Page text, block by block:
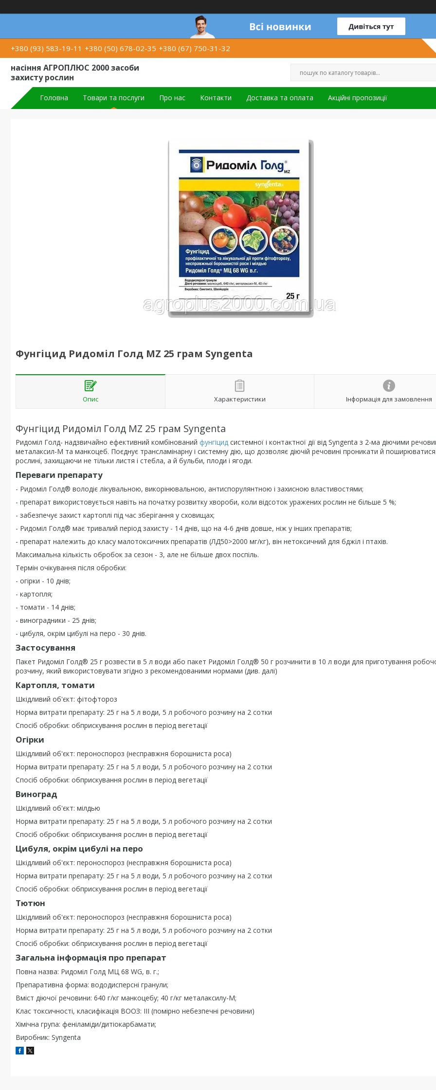
+380 (93) 583-19-11 +380 (50) 678-02-35 +380 (67) 750-31-32
насіння АГРОПЛЮС 2000 засоби
захисту рослин
Головна Товари та послуги Про нас Контакти Доставка та оплата Акційні пропозиції
Фунгіцид Ридоміл Голд MZ 25 грам Syngenta
Опис Характеристики Інформація для замовлення
Фунгіцид Ридоміл Голд MZ 25 грам Syngenta
Ридоміл Голд- надзвичайно ефективний комбінований фунгіцид системної і контактної дії від Syngenta з 2-ма діючими
металаксил-М та манкоцеб. Поєднує трансламінарну і системну дію, що дозволяє діючій речовині проникати й поширюватися
рослині, захищаючи не тільки листя і стебла, а й бульби, плоди і ягоди.
Переваги препарату
- Ридоміл Голд® володіє лікувальною, викорінювальною, антиспорулянтною і захисною властивостями;
- препарат використовується навіть на початку розвитку хвороби, коли відсоток уражених рослин не більше 5 %;
- забезпечує захист картоплі під час зберігання у сховищах;
- Ридоміл Голд® має тривалий період захисту - 14 днів, що на 4-6 днів довше, ніж у інших препаратів;
- препарат належить до класу малотоксичних препаратів (ЛД50>2000 мг/кг), він нетоксичний для бджіл і птахів.
Максимальна кількість обробок за сезон - 3, але не більше двох поспіль.
Термін очікування після обробки:
- огірки - 10 днів;
- картопля;
- томати - 14 днів;
- виноградники - 25 днів;
- цибуля, окрім цибулі на перо - 30 днів.
Застосування
Пакет Ридоміл Голд® 25 г розвести в 5 л води або пакет Ридоміл Голд® 50 г розчинити в 10 л води для приготування
розчину, який використовувати згідно з рекомендованими нормами (див. далі)
Картопля, томати
Шкідливий об'єкт: фітофтороз
Норма витрати препарату: 25 г на 5 л води, 5 л робочого розчину на 2 сотки
Спосіб обробки: обприскування рослин в період вегетації
Огірки
Шкідливий об'єкт: пероноспороз (несправжня борошниста роса)
Норма витрати препарату: 25 г на 5 л води, 5 л робочого розчину на 2 сотки
Спосіб обробки: обприскування рослин в період вегетації
Виноград
Шкідливий об'єкт: мілдью
Норма витрати препарату: 25 г на 5 л води, 5 л робочого розчину на 2 сотки
Спосіб обробки: обприскування рослин в період вегетації
Цибуля, окрім цибулі на перо
Шкідливий об'єкт: пероноспороз (несправжня борошниста роса)
Норма витрати препарату: 25 г на 5 л води, 5 л робочого розчину на 2 сотки
Спосіб обробки: обприскування рослин в період вегетації
Тютюн
Шкідливий об'єкт: пероноспороз (несправжня борошниста роса)
Норма витрати препарату: 25 г на 5 л води, 5 л робочого розчину на 2 сотки
Спосіб обробки: обприскування рослин в період вегетації
Загальна інформація про препарат
Повна назва: Ридоміл Голд МЦ 68 WG, в. г.;
Препаративна форма: вододисперсні гранули;
Вміст діючої речовини: 640 г/кг манкоцебу; 40 г/кг металаксилу-М;
Клас токсичності, класифікація ВООЗ: III (помірно небезпечні речовини)
Хімічна група: феніламіди/дитіокарбамати;
Виробник: Syngenta